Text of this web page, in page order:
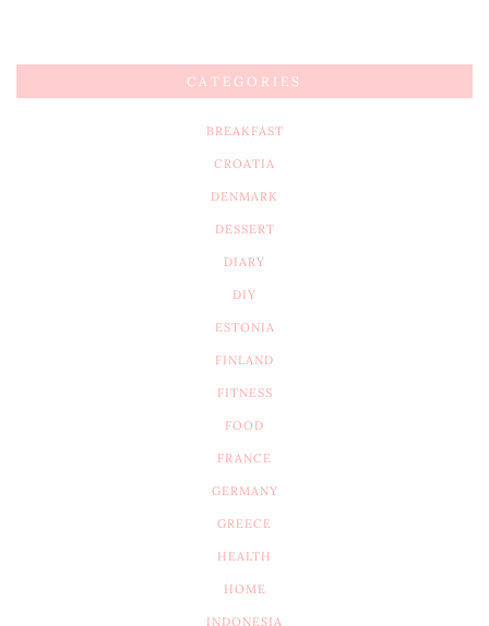
CATEGORIES
BREAKFAST
CROATIA
DENMARK
DESSERT
DIARY
DIY
ESTONIA
FINLAND
FITNESS
FOOD
FRANCE
GERMANY
GREECE
HEALTH
HOME
INDONESIA